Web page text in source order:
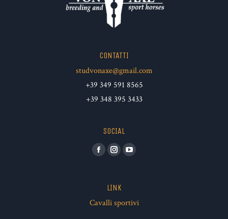
CONTATTI
studvonaxe@gmail.com
+39 349 591 8565
+39 348 395 3433
SOCIAL
Facebook
InstagramYouTube
LINK
Cavalli sportivi